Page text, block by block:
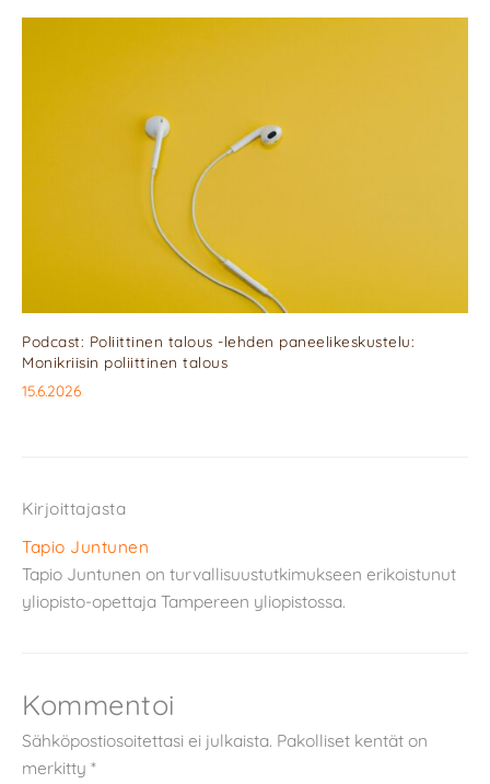
Podcast: Poliittinen talous -lehden paneelikeskustelu:
Monikriisin poliittinen talous
15.6.2026
Kirjoittajasta
Tapio Juntunen
Tapio Juntunen on turvallisuustutkimukseen erikoistunut
yliopisto-opettaja Tampereen yliopistossa.
Kommentoi
Sähköpostiosoitettasi ei julkaista. Pakolliset kentät on
merkitty *